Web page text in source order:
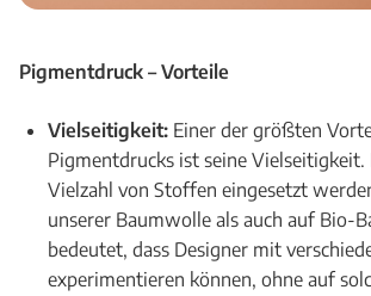
Pigmentdruck – Vorteile
Vielseitigkeit: Einer der größten
Pigmentdrucks ist seine Vielseitigkeit.
Vielzahl von Stoffen eingesetzt
unserer Baumwolle als auch auf Bio-
bedeutet, dass Designer mit
experimentieren können, ohne auf